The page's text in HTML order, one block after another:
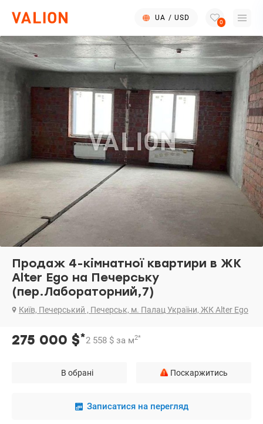
UA / USD
0
Продаж 4-кімнатної квартири в ЖК
Alter Ego на Печерську
(пер.Лабораторний,7)
Київ, Печерський , Печерськ, м. Палац України, ЖК Alter Ego
275 000 $*2 558 $ за м2*
В обрані Поскаржитись
Записатися на перегляд